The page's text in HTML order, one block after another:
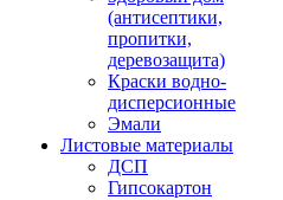
(антисептики,
пропитки,
деревозащита)
Краски водно-
дисперсионные
Эмали
Листовые материалы
ДСП
Гипсокартон